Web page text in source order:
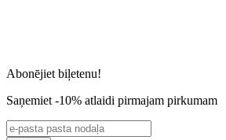
Abonējiet biļetenu!
Saņemiet -10% atlaidi pirmajam pirkumam